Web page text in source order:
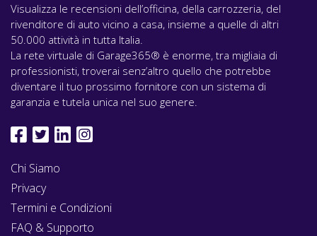
Visualizza le recensioni dell’officina, della carrozzeria, del
rivenditore di auto vicino a casa, insieme a quelle di altri
50.000 attività in tutta Italia.
La rete virtuale di Garage365® è enorme, tra migliaia di
professionisti, troverai senz’altro quello che potrebbe
diventare il tuo prossimo fornitore con un sistema di
garanzia e tutela unica nel suo genere.
Chi Siamo
Privacy
Termini e Condizioni
FAQ & Supporto